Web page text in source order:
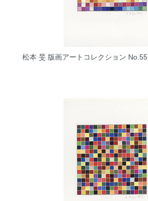
松本 旻 版画アートコレクション No.55